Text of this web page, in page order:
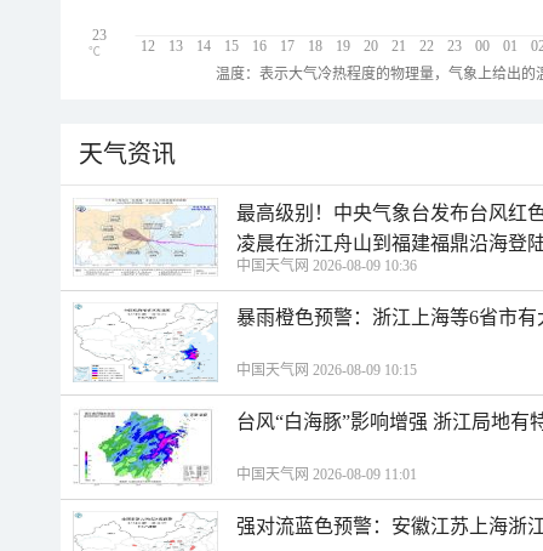
12 13 14 15 16 17 18 19 20 21 22 23 00 01
23
℃
温度：表示大气冷热程度的物理量，气象上给出
天气资讯
最高级别！中央气象台发布台风红
凌晨在浙江舟山到福建福鼎沿海登
中国天气网 2026-08-09 10:36
暴雨橙色预警：浙江上海等6省市
中国天气网 2026-08-09 10:15
台风“白海豚”影响增强 浙江局地有
中国天气网 2026-08-09 11:01
强对流蓝色预警：安徽江苏上海浙